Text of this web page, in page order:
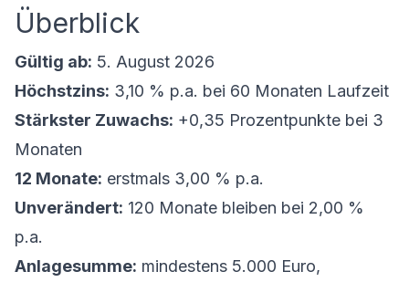
Überblick
Gültig ab: 5. August 2026
Höchstzins: 3,10 % p.a. bei 60 Monaten Laufzeit
Stärkster Zuwachs: +0,35 Prozentpunkte bei 3
Monaten
12 Monate: erstmals 3,00 % p.a.
Unverändert: 120 Monate bleiben bei 2,00 %
p.a.
Anlagesumme: mindestens 5.000 Euro,